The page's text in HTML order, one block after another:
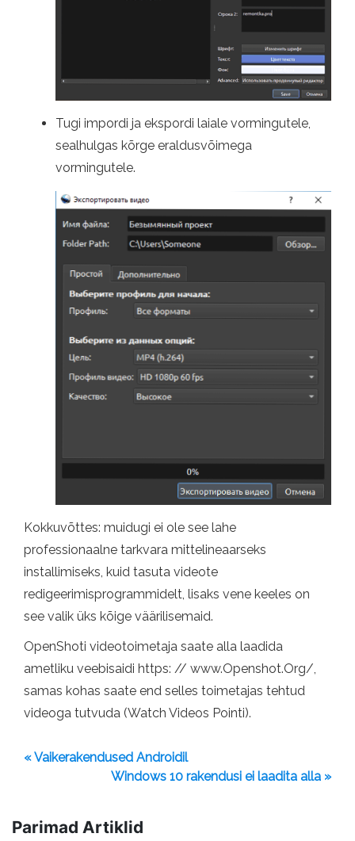
Tugi impordi ja ekspordi laiale vormingutele,
sealhulgas kõrge eraldusvõimega
vormingutele.
Kokkuvõttes: muidugi ei ole see lahe
professionaalne tarkvara mittelineaarseks
installimiseks, kuid tasuta videote
redigeerimisprogrammidelt, lisaks vene keeles on
see valik üks kõige väärilisemaid.
OpenShoti videotoimetaja saate alla laadida
ametliku veebisaidi https: // www.Openshot.Org/,
samas kohas saate end selles toimetajas tehtud
videoga tutvuda (Watch Videos Pointi).
« Vaikerakendused Androidil
Windows 10 rakendusi ei laadita alla »
Parimad Artiklid